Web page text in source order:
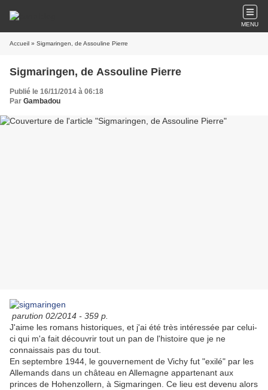
MENU
Accueil » Sigmaringen, de Assouline Pierre
Sigmaringen, de Assouline Pierre
Publié le 16/11/2014 à 06:18
Par Gambadou
parution 02/2014 - 359 p.
J'aime les romans historiques, et j'ai été très intéressée par celui-
ci qui m'a fait découvrir tout un pan de l'histoire que je ne
connaissais pas du tout.
En septembre 1944, le gouvernement de Vichy fut "exilé" par les
Allemands dans un château en Allemagne appartenant aux
princes de Hohenzollern, à Sigmaringen. Ce lieu est devenu alors